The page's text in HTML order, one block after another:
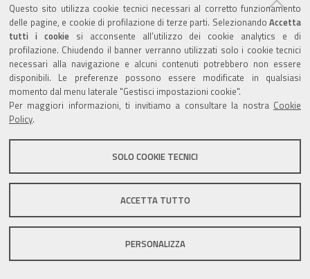
Questo sito utilizza cookie tecnici necessari al corretto funzionamento
delle pagine, e cookie di profilazione di terze parti. Selezionando Accetta
tutti i cookiesi acconsente all’utilizzo dei cookie analytics e di
profilazione. Chiudendo il banner verranno utilizzati solo i cookie tecnici
necessari alla navigazione e alcuni contenuti potrebbero non essere
disponibili. Le preferenze possono essere modificate in qualsiasi
momento dal menu laterale "Gestisci impostazioni cookie".
Per maggiori informazioni, ti invitiamo a consultare la nostra Cookie
Policy.
SOLO COOKIE TECNICI
ACCETTA TUTTO
PERSONALIZZA
Valuta questo sito
Sito istituzionale Comune di Zola Predosa
Privacy policy|DPO|Accessibilità